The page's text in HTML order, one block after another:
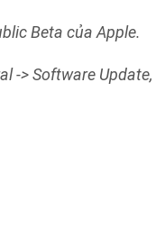
Beta của Apple.
-> Software Update,